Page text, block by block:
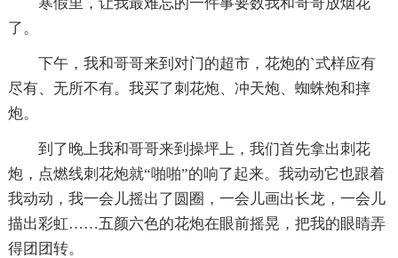
了。
下午，我和哥哥来到对门的超市，花炮的`式样应有
尽有、无所不有。我买了刺花炮、冲天炮、蜘蛛炮和摔
炮。
到了晚上我和哥哥来到操坪上，我们首先拿出刺花
炮，点燃线刺花炮就“啪啪”的响了起来。我动动它也跟着
我动动，我一会儿摇出了圆圈，一会儿画出长龙，一会儿
描出彩虹……五颜六色的花炮在眼前摇晃，把我的眼睛弄
得团团转。